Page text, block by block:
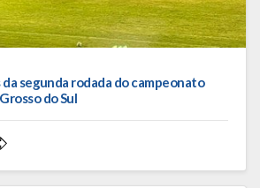
segunda rodada do campeonato
do Sul